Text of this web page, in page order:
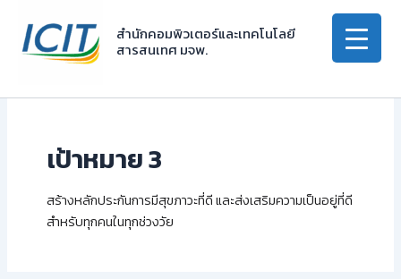
content
สำนักคอมพิวเตอร์และเทคโนโลยี
สารสนเทศ มจพ.
เป้าหมาย 3
สร้างหลักประกันการมีสุขภาวะที่ดี และส่งเสริมความเป็นอยู่ที่ดี
สำหรับทุกคนในทุกช่วงวัย